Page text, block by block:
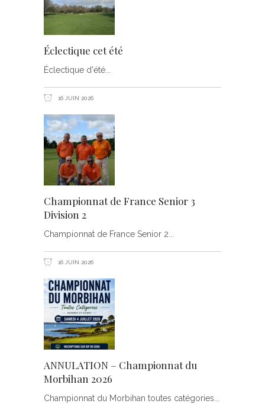
Éclectique cet été
Éclectique d'été
16 JUIN 2026
Championnat de France Senior 3
Division 2
Championnat de France Senior 2
16 JUIN 2026
ANNULATION – Championnat du
Morbihan 2026
Championnat du Morbihan toutes catégories